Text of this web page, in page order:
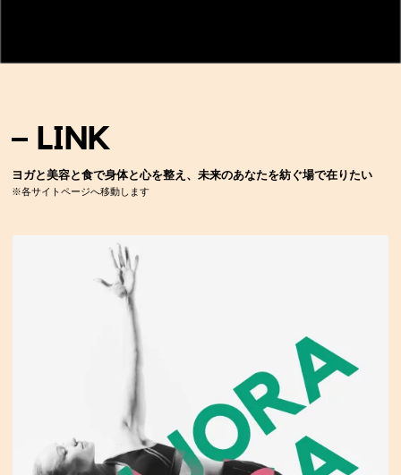
LINK
ヨガと美容と食で身体と心を整え、未来のあなたを紡ぐ場で在りたい
※各サイトページへ移動します